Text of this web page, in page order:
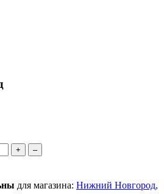
+
–
для магазина: Нижний Новгород,